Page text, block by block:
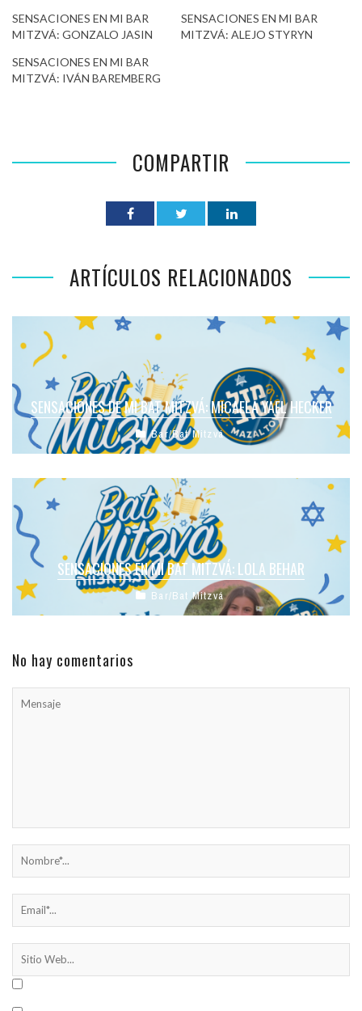
SENSACIONES EN MI BAR
MITZVÁ: GONZALO JASIN
SENSACIONES EN MI BAR
MITZVÁ: ALEJO STYRYN
SENSACIONES EN MI BAR
MITZVÁ: IVÁN BAREMBERG
COMPARTIR
ARTÍCULOS RELACIONADOS
SENSACIONES DE MI BAT MITZVÁ: MICAELA YAEL HECKER
Bar/Bat Mitzvá
SENSACIONES EN MI BAT MITZVÁ: LOLA BEHAR
Bar/Bat Mitzvá
No hay comentarios